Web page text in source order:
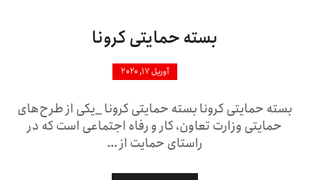
بسته حمایتی کرونا
آوریل ۱۷, ۲۰۲۰
بسته حمایتی کرونا بسته حمایتی کرونا _یکی از طرح‌های
حمایتی وزارت تعاون، کار و رفاه اجتماعی است که در
راستای حمایت از ...